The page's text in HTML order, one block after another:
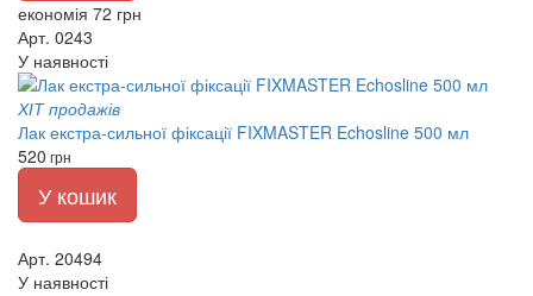
економія 72 грн
Арт. 0243
У наявності
ХІТ продажів
Лак екстра-сильної фіксації FIXMASTER Echosline 500 мл
520 грн
У кошик
Арт. 20494
У наявності